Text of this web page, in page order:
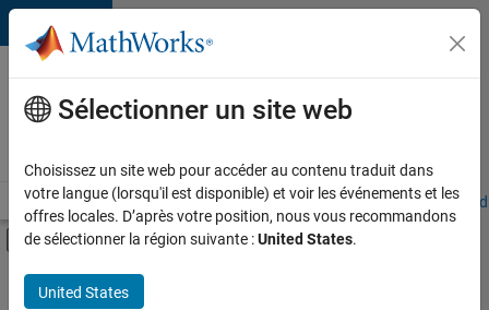
Passer au contenu
Votre
carrière
chez
Accueil Explorer nos opportunités Adresses de nos bureaux
Activer/désactiver l'affichage du menu
Contenu principal
FILTRER PAR
Support avancé
Sélectionner un site web
Choisissez un site web pour accéder au contenu traduit dans
votre langue (lorsqu'il est disponible) et voir les événements et les
offres locales. D’après votre position, nous vous recommandons
de sélectionner la région suivante :United States.
United States